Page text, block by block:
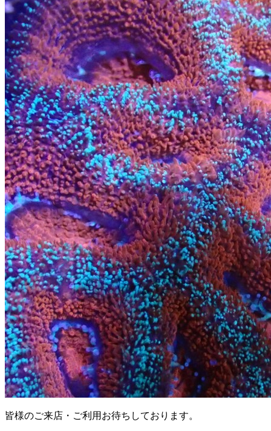
皆様のご来店・ご利用お待ちしております。